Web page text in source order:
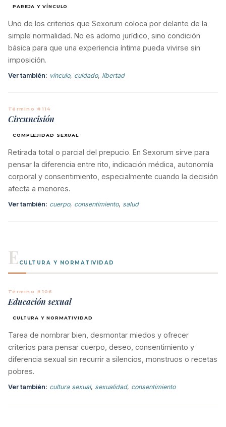
PAREJA Y VÍNCULO
Uno de los criterios que Sexorum coloca por delante de la
simple normalidad. No es adorno jurídico, sino condición
básica para que una experiencia íntima pueda vivirse sin
imposición.
Ver también: vínculo, cuidado, libertad
Término #114
Circuncisión
COMPLEJIDAD SEXUAL
Retirada total o parcial del prepucio. En Sexorum sirve para
pensar la diferencia entre rito, indicación médica, autonomía
corporal y consentimiento, especialmente cuando la decisión
afecta a menores.
Ver también: cuerpo, consentimiento, salud
E CULTURA Y NORMATIVIDAD
Término #106
Educación sexual
CULTURA Y NORMATIVIDAD
Tarea de nombrar bien, desmontar miedos y ofrecer
criterios para pensar cuerpo, deseo, consentimiento y
diferencia sexual sin recurrir a silencios, monstruos o recetas
pobres.
Ver también: cultura sexual, sexualidad, consentimiento